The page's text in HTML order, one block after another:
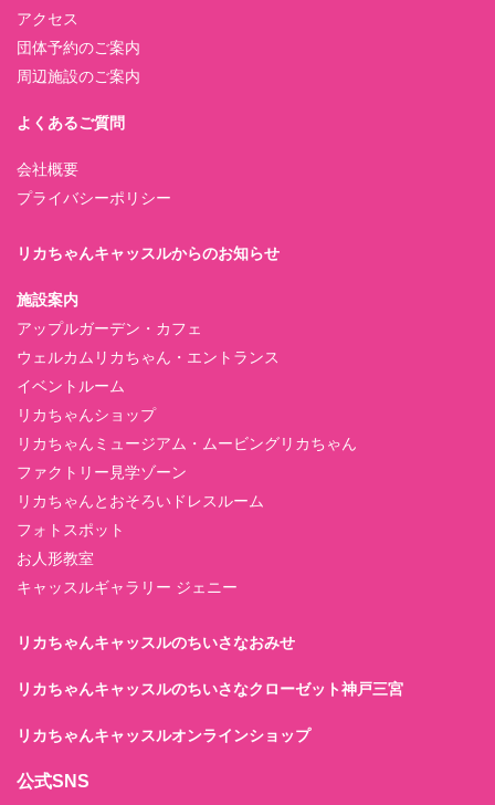
アクセス
団体予約のご案内
周辺施設のご案内
よくあるご質問
会社概要
プライバシーポリシー
リカちゃんキャッスルからのお知らせ
施設案内
アップルガーデン・カフェ
ウェルカムリカちゃん・エントランス
イベントルーム
リカちゃんショップ
リカちゃんミュージアム・ムービングリカちゃん
ファクトリー見学ゾーン
リカちゃんとおそろいドレスルーム
フォトスポット
お人形教室
キャッスルギャラリー ジェニー
リカちゃんキャッスルのちいさなおみせ
リカちゃんキャッスルのちいさなクローゼット神戸三宮
リカちゃんキャッスルオンラインショップ
公式SNS